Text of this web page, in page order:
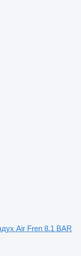
Air Fren 8.1 BAR